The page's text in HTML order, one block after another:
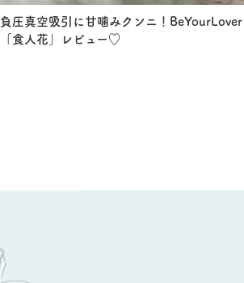
負圧真空吸引に甘噛みクンニ！BeYourLover
「食人花」レビュー♡